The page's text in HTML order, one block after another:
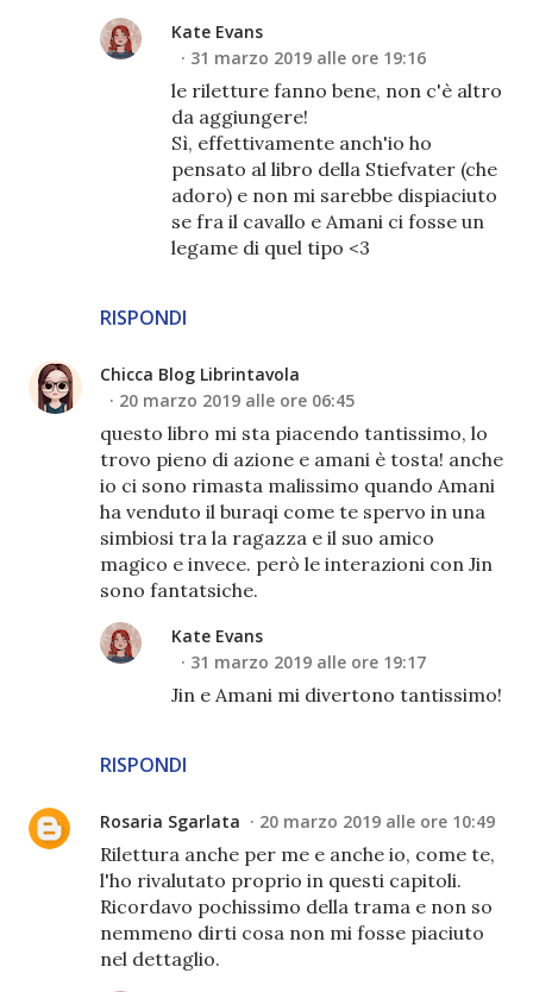
RISPONDI
Kate Evans
31 marzo 2019 alle ore 19:16
le riletture fanno bene, non c'è altro
da aggiungere!
Sì, effettivamente anch'io ho
pensato al libro della Stiefvater (che
adoro) e non mi sarebbe dispiaciuto
se fra il cavallo e Amani ci fosse un
legame di quel tipo <3
Chicca Blog Librintavola
20 marzo 2019 alle ore 06:45
questo libro mi sta piacendo tantissimo, lo
trovo pieno di azione e amani è tosta! anche
io ci sono rimasta malissimo quando Amani
ha venduto il buraqi come te spervo in una
simbiosi tra la ragazza e il suo amico
magico e invece. però le interazioni con Jin
sono fantatsiche.
RISPONDI
Kate Evans
31 marzo 2019 alle ore 19:17
Jin e Amani mi divertono tantissimo!
Rosaria Sgarlata 20 marzo 2019 alle ore 10:49
Rilettura anche per me e anche io, come te,
l'ho rivalutato proprio in questi capitoli.
Ricordavo pochissimo della trama e non so
nemmeno dirti cosa non mi fosse piaciuto
nel dettaglio.